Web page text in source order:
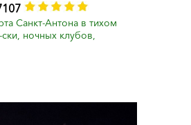
Санкт-Антона в тихом
ночных клубов,